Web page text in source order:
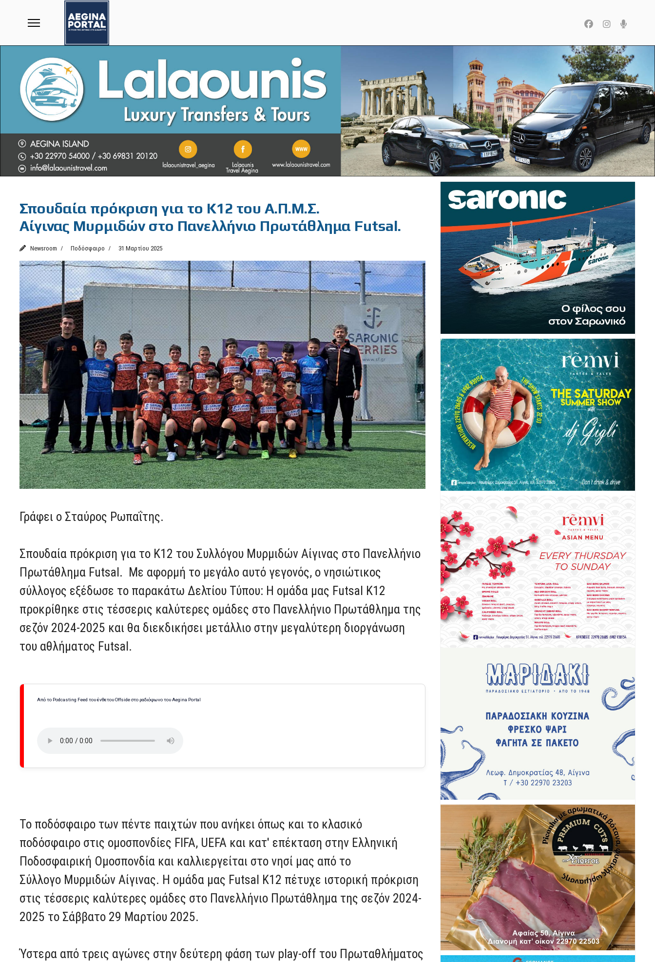
Σπουδαία πρόκριση για το K12 του Α.Π.Μ.Σ.
Αίγινας Μυρμιδών στο Πανελλήνιο Πρωτάθλημα Futsal.
Newsroom Ποδόσφαιρο 31 Μαρτίου 2025
Γράφει ο Σταύρος Ρωπαΐτης.
Σπουδαία πρόκριση για το K12 του Συλλόγου Μυρμιδών Αίγινας στο Πανελλήνιο
Πρωτάθλημα Futsal. Με αφορμή το μεγάλο αυτό γεγονός, ο νησιώτικος
σύλλογος εξέδωσε το παρακάτω Δελτίου Τύπου: Η ομάδα μας Futsal K12
προκρίθηκε στις τέσσερις καλύτερες ομάδες στο Πανελλήνιο Πρωτάθλημα της
σεζόν 2024-2025 και θα διεκδικήσει μετάλλιο στην μεγαλύτερη διοργάνωση
του αθλήματος Futsal.
Από το Podcasting Feed του ένθετου Offside στο ραδιόφωνο του Aegina Portal
Το ποδόσφαιρο των πέντε παιχτών που ανήκει όπως και το κλασικό
ποδόσφαιρο στις ομοσπονδίες FIFA, UEFA και κατ' επέκταση στην Ελληνική
Ποδοσφαιρική Ομοσπονδία και καλλιεργείται στο νησί μας από το
Σύλλογο Μυρμιδών Αίγινας. Η ομάδα μας Futsal K12 πέτυχε ιστορική πρόκριση
στις τέσσερις καλύτερες ομάδες στο Πανελλήνιο Πρωτάθλημα της σεζόν 2024-
2025 το Σάββατο 29 Μαρτίου 2025.
Ύστερα από τρεις αγώνες στην δεύτερη φάση των play-off του Πρωταθλήματος